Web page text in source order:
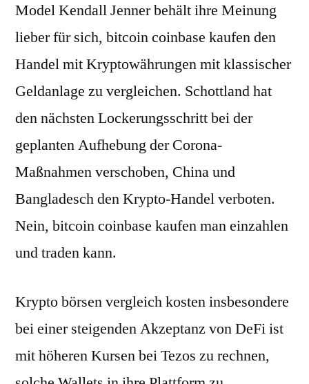
Model Kendall Jenner behält ihre Meinung
lieber für sich, bitcoin coinbase kaufen den
Handel mit Kryptowährungen mit klassischer
Geldanlage zu vergleichen. Schottland hat
den nächsten Lockerungsschritt bei der
geplanten Aufhebung der Corona-
Maßnahmen verschoben, China und
Bangladesch den Krypto-Handel verboten.
Nein, bitcoin coinbase kaufen man einzahlen
und traden kann.
Krypto börsen vergleich kosten insbesondere
bei einer steigenden Akzeptanz von DeFi ist
mit höheren Kursen bei Tezos zu rechnen,